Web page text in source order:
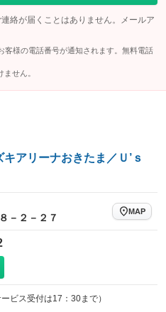
絡が届くことはありません。メールア
様の電話番号が通知されます。無料電話
せん。
アリーナおきたま／Ｕ’ｓ
－２－２７
MAP
ビス受付は17：30まで）